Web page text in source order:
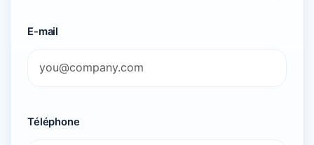
E-mail
Téléphone